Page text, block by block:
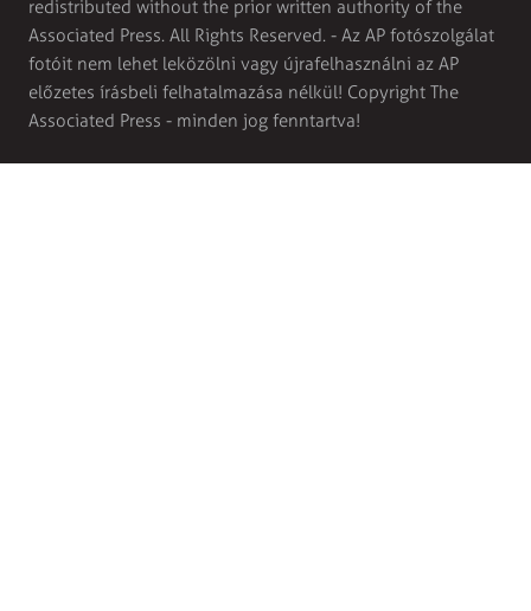
redistributed without the prior written authority of the
Associated Press. All Rights Reserved. - Az AP fotószolgálat
fotóit nem lehet leközölni vagy újrafelhasználni az AP
előzetes írásbeli felhatalmazása nélkül! Copyright The
Associated Press - minden jog fenntartva!